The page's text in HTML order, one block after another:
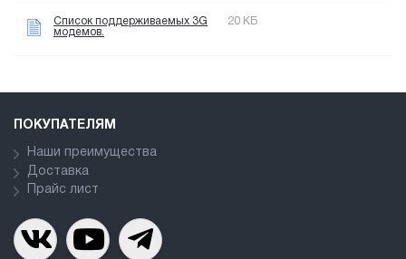
Список поддерживаемых 3G
модемов.
20 КБ
ПОКУПАТЕЛЯМ
Наши преимущества
Доставка
Прайс лист